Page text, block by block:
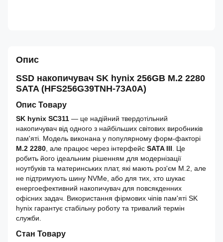
Опис
SSD накопичувач SK hynix 256GB M.2 2280
SATA (HFS256G39TNH-73A0A)
Опис Товару
SK hynix SC311 — це надійний твердотільний
накопичувач від одного з найбільших світових виробників
пам'яті. Модель виконана у популярному форм-факторі
M.2 2280 , але працює через інтерфейс SATA III . Це
робить його ідеальним рішенням для модернізації
ноутбуків та материнських плат, які мають роз'єм M.2, але
не підтримують шину NVMe, або для тих, хто шукає
енергоефективний накопичувач для повсякденних
офісних задач. Використання фірмових чіпів пам'яті SK
hynix гарантує стабільну роботу та тривалий термін
служби.
Стан Товару